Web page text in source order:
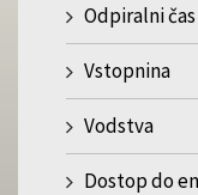
Odpiralni
Vstopnina
Vodstva
Dostop do